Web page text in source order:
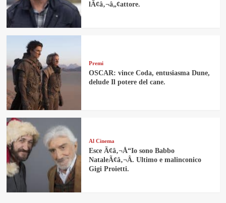
lÃ¢â‚¬â„¢attore.
Premi
OSCAR: vince Coda, entusiasma Dune,
delude Il potere del cane.
Al Cinema
Esce Ã¢â‚¬Å“Io sono Babbo
NataleÃ¢â‚¬Â. Ultimo e malinconico
Gigi Proietti.